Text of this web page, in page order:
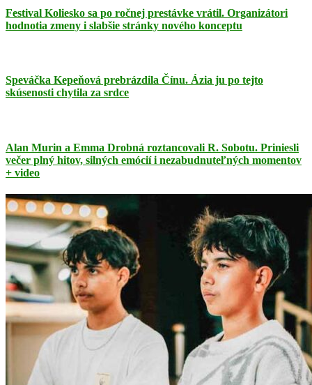
Festival Koliesko sa po ročnej prestávke vrátil. Organizátori
hodnotia zmeny i slabšie stránky nového konceptu
Speváčka Kepeňová prebrázdila Čínu. Ázia ju po tejto
skúsenosti chytila za srdce
Alan Murin a Emma Drobná roztancovali R. Sobotu. Priniesli
večer plný hitov, silných emócií i nezabudnuteľných momentov
+ video